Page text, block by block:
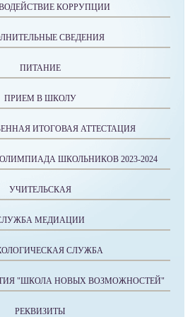
КОРРУПЦИИ
СВЕДЕНИЯ
ПИТАНИЕ
ПРИЕМ В ШКОЛУ
ИТОГОВАЯ АТТЕСТАЦИЯ
ШКОЛЬНИКОВ 2023-2024
УЧИТЕЛЬСКАЯ
МЕДИАЦИИ
СЛУЖБА
"ШКОЛА НОВЫХ ВОЗМОЖНОСТЕЙ"
РЕКВИЗИТЫ